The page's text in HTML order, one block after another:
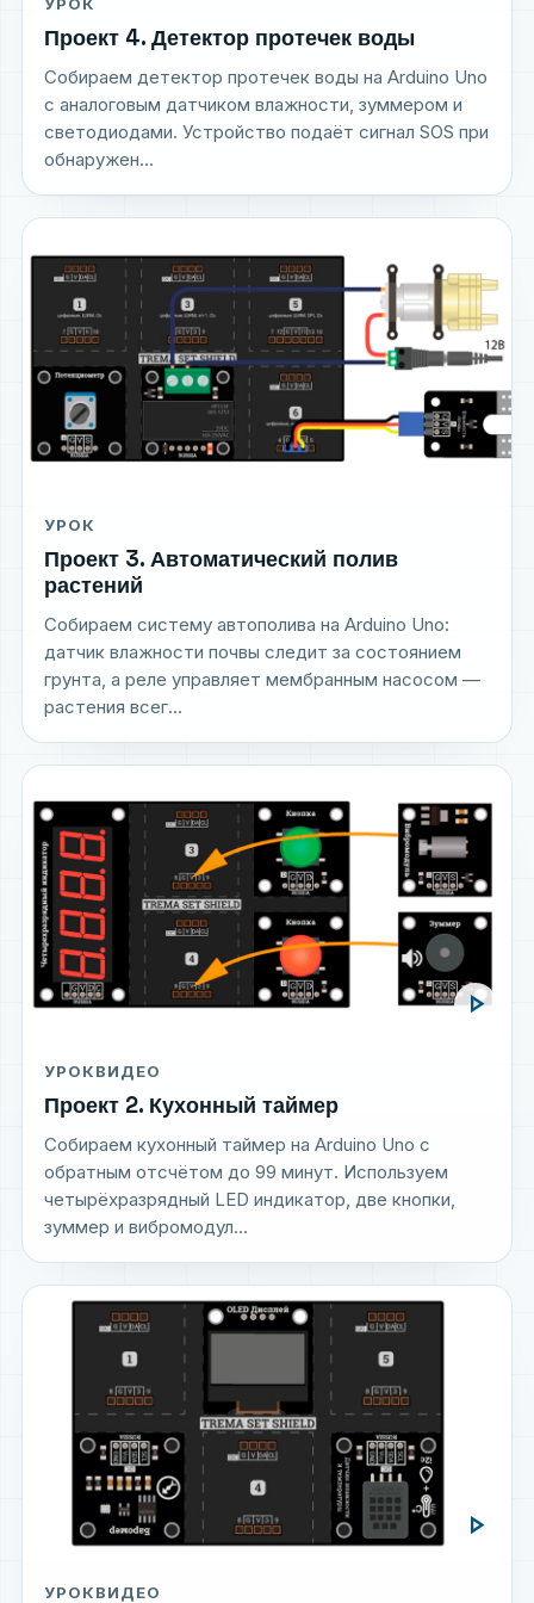
Проект 4. Детектор протечек воды
Собираем детектор протечек воды на Arduino Uno
с аналоговым датчиком влажности, зуммером и
светодиодами. Устройство подаёт сигнал SOS при
обнаружен...
УРОК
Проект 3. Автоматический полив
растений
Собираем систему автополива на Arduino Uno:
датчик влажности почвы следит за состоянием
грунта, а реле управляет мембранным насосом —
растения всег...
play_arrow
УРОКВИДЕО
Проект 2. Кухонный таймер
Собираем кухонный таймер на Arduino Uno с
обратным отсчётом до 99 минут. Используем
четырёхразрядный LED индикатор, две кнопки,
зуммер и вибромодул...
play_arrow
УРОКВИДЕО